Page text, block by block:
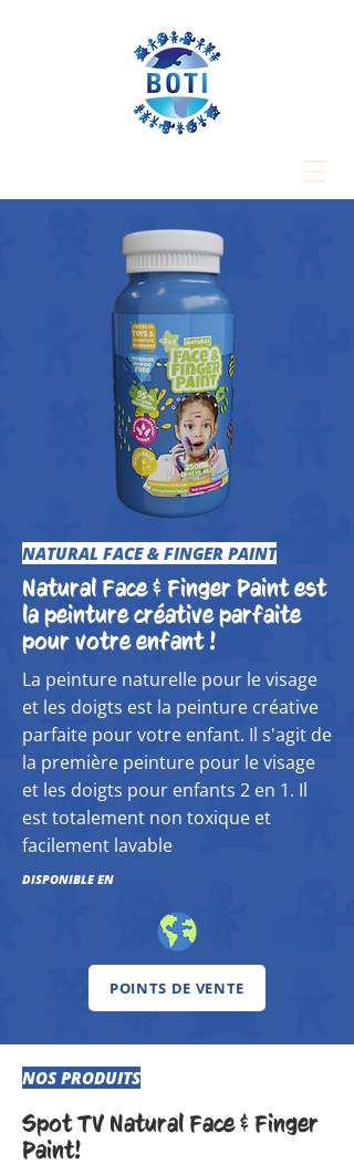
NATURAL FACE & FINGER PAINT
Natural Face & Finger Paint est
la peinture créative parfaite
pour votre enfant !
La peinture naturelle pour le visage
et les doigts est la peinture créative
parfaite pour votre enfant. Il s'agit de
la première peinture pour le visage
et les doigts pour enfants 2 en 1. Il
est totalement non toxique et
facilement lavable
DISPONIBLE EN
POINTS DE VENTE
NOS PRODUITS
Spot TV Natural Face & Finger
Paint!